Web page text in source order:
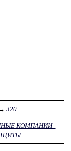
→ 320
КОМПАНИИ -